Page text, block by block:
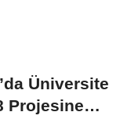
Üniversite
Projesine